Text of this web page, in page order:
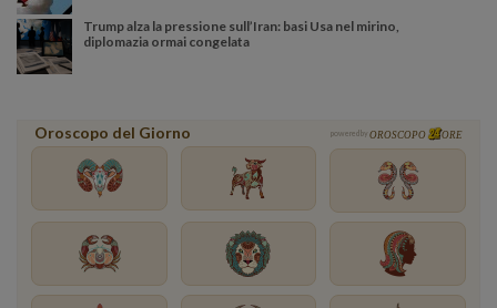
Trump alza la pressione sull’Iran: basi Usa nel mirino,
diplomazia ormai congelata
Oroscopo del Giorno powered by OROSCOPO ORE